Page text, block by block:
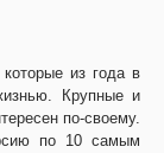
из года в
Крупные и
по-своему.
по 10 самым